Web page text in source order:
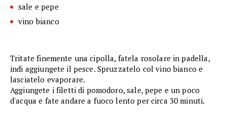
sale e pepe
vino bianco
Tritate finemente una cipolla, fatela rosolare in padella,
indi aggiungete il pesce. Spruzzatelo col vino bianco e
lasciatelo evaporare.
Aggiungete i filetti di pomodoro, sale, pepe e un poco
d'acqua e fate andare a fuoco lento per circa 30 minuti.